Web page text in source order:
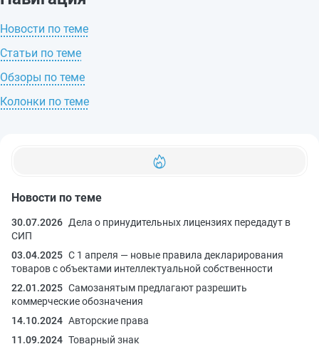
Новости по теме
30.07.2026 Дела о принудительных лицензиях передадут в
СИП
03.04.2025 С 1 апреля — новые правила декларирования
товаров с объектами интеллектуальной собственности
22.01.2025 Самозанятым предлагают разрешить
коммерческие обозначения
14.10.2024 Авторские права
11.09.2024 Товарный знак
Новости по теме
Статьи по теме
Обзоры по теме
Колонки по теме